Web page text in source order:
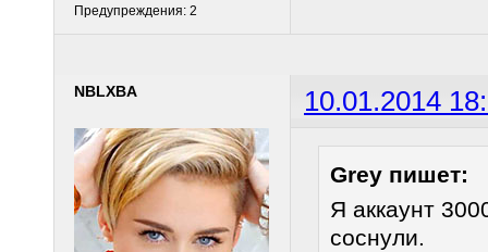
Предупреждения: 2
NBLXBA 10.01.2014
Grey пишет:
Я аккаунт
соснули.